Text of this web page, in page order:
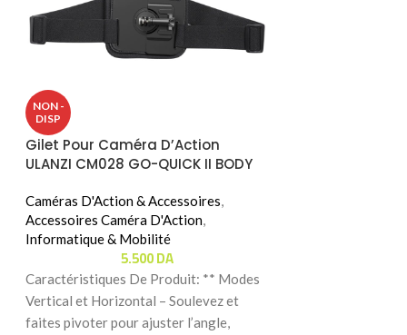
NON -
DISP
Gilet Pour Caméra D’Action
ULANZI CM028 GO-QUICK II BODY
Caméras D'Action & Accessoires
Accessoires Caméra D'Action
Informatique & Mobilité
5.500DA
Caractéristiques De Produit: ** Modes
Vertical et Horizontal – Soulevez et
faites pivoter pour ajuster l’angle,